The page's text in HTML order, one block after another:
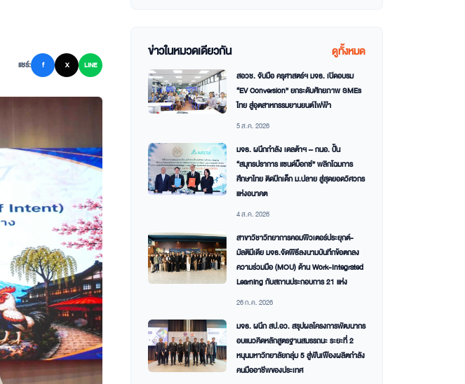
แชร์: f X LINE
ข่าวในหมวดเดียวกัน ดูทั้งหมด
สอวช. จับมือ ครุศาสตร์ฯ มจธ. เปิดอบรม
“EV Conversion” ยกระดับศักยภาพ SMEs
ไทย สู่อุตสาหกรรมยานยนต์ไฟฟ้า
5 ส.ค. 2026
มจธ. ผนึกกำลัง เดลต้าฯ – กนอ. ปั้น
“สมุทรปราการ แซนด์บ็อกซ์” พลิกโฉมการ
ศึกษาไทย ติดปีกเด็ก ม.ปลาย สู่สุดยอดวิศวกร
แห่งอนาคต
4 ส.ค. 2026
สาขาวิชาวิทยาการคอมพิวเตอร์ประยุกต์-
มัลติมีเดีย มจธ.จัดพิธีลงนามบันทึกข้อตกลง
ความร่วมมือ (MOU) ด้าน Work-Integrated
Learning กับสถานประกอบการ 21 แห่ง
26 ก.ค. 2026
มจธ. ผนึก สป.อว. สรุปผลโครงการพัฒนากร
อบแนวคิดหลักสูตรฐานสมรรถนะ ระยะที่ 2
หนุนมหาวิทยาลัยกลุ่ม 5 สู่ฟันเฟืองผลิตกำลัง
คนมืออาชีพของประเทศ